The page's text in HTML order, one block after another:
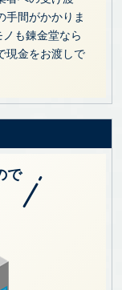
手間がかかりま
も錬金堂なら
現金をお渡しで
で